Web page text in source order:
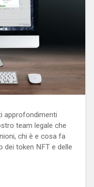
approfondimenti
team legale che
chi è e cosa fa
dei token NFT e delle